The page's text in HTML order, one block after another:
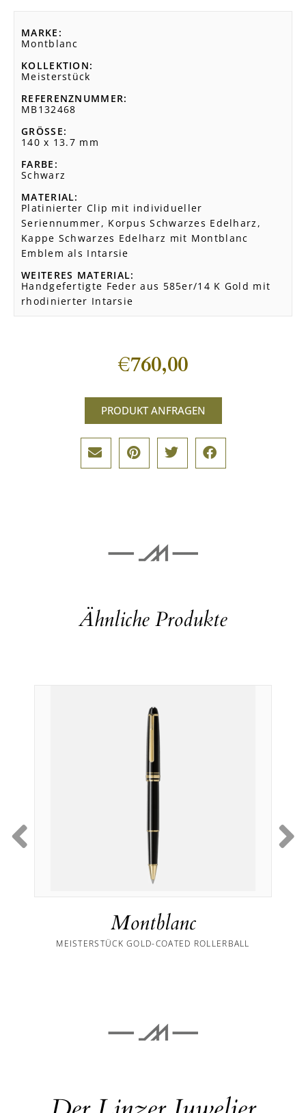
MARKE
Montblanc
KOLLEKTION
Meisterstück
REFERENZNUMMER
MB132468
GRÖSSE
140 x 13.7 mm
FARBE
Schwarz
MATERIAL
Platinierter Clip mit individueller
Seriennummer, Korpus Schwarzes Edelharz,
Kappe Schwarzes Edelharz mit Montblanc
Emblem als Intarsie
WEITERES MATERIAL
Handgefertigte Feder aus 585er/14 K Gold mit
rhodinierter Intarsie
€760,00
PRODUKT ANFRAGEN
Ähnliche Produkte
Montblanc
MEISTERSTÜCK GOLD-COATED ROLLERBALL